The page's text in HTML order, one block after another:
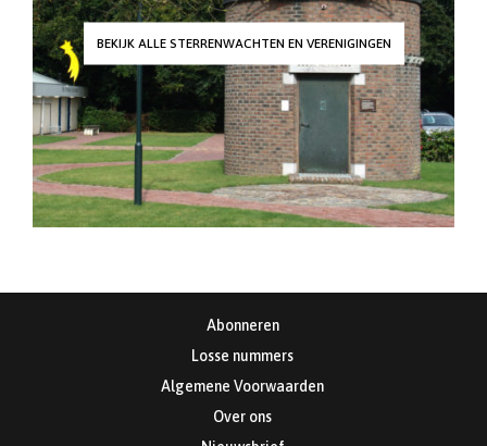
BEKIJK ALLE STERRENWACHTEN EN VERENIGINGEN
Abonneren
Losse nummers
Algemene Voorwaarden
Over ons